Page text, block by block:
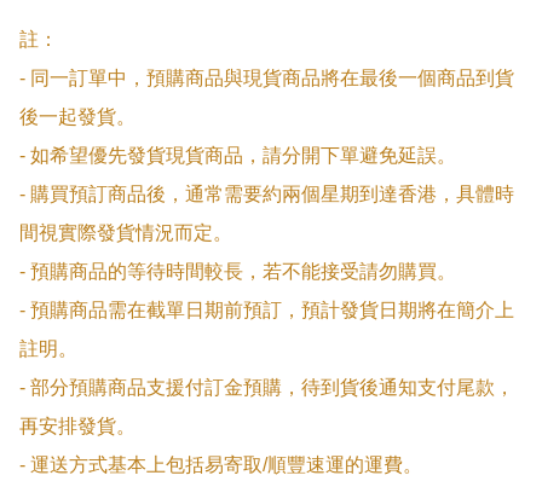
註：
- 同一訂單中，預購商品與現貨商品將在最後一個商品到貨
後一起發貨。
- 如希望優先發貨現貨商品，請分開下單避免延誤。
- 購買預訂商品後，通常需要約兩個星期到達香港，具體時
間視實際發貨情況而定。
- 預購商品的等待時間較長，若不能接受請勿購買。
- 預購商品需在截單日期前預訂，預計發貨日期將在簡介上
註明。
- 部分預購商品支援付訂金預購，待到貨後通知支付尾款，
再安排發貨。
- 運送方式基本上包括易寄取/順豐速運的運費。